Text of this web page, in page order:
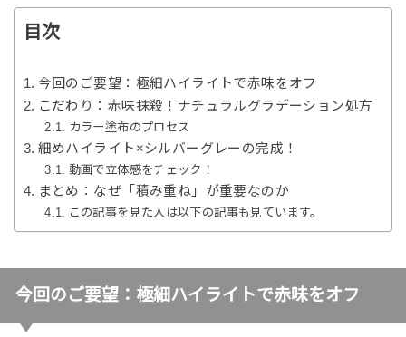
目次
今回のご要望：極細ハイライトで赤味をオフ
こだわり：赤味抹殺！ナチュラルグラデーション処方
カラー塗布のプロセス
細めハイライト×シルバーグレーの完成！
動画で立体感をチェック！
まとめ：なぜ「積み重ね」が重要なのか
この記事を見た人は以下の記事も見ています。
今回のご要望：極細ハイライトで赤味をオフ